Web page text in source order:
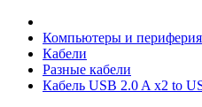
Компьютеры и периферия
Кабели
Разные кабели
Кабель USB 2.0 A x2 to